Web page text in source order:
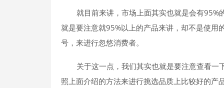
就目前来讲，市场上面其实也就是会有
就是要注意就95%以上的产品来讲，却不是使
号，来进行忽悠消费者。
关于这一点，我们其实也就是要注意查看
照上面介绍的方法来进行挑选品质上比较好的